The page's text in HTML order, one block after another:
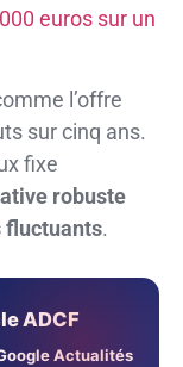
euros sur un
l’offre
sur cinq ans.
fixe
robuste
fluctuants.
ADCF
Actualités